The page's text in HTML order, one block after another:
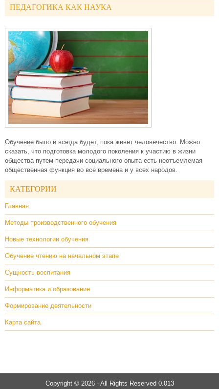
ПЕДАГОГИКА КАК НАУКА
Обучение было и всегда будет, пока живет человечество. Можно
сказать, что подготовка молодого поколения к участию в жизни
общества путем передачи социального опыта есть неотъемлемая
общественная функция во все времена и у всех народов.
КАТЕГОРИИ
Главная
Методы производственного обучения
Новые технологии обучения
Обучение чтению на начальном этапе
Сущность воспитания
Информатика и образование
Формирование деятельности
Карта сайта
Copyright © 2026 - All Rights Reserved 0.013